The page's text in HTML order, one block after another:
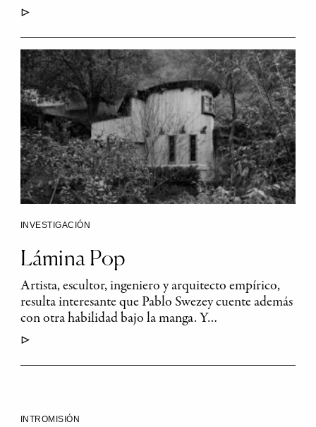
▷
INVESTIGACIÓN
Lámina Pop
Artista, escultor, ingeniero y arquitecto empírico,
resulta interesante que Pablo Swezey cuente además
con otra habilidad bajo la manga. Y…
▷
INTROMISIÓN